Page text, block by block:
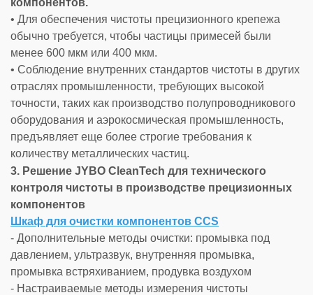
компонентов.
• Для обеспечения чистоты прецизионного крепежа
обычно требуется, чтобы частицы примесей были
менее 600 мкм или 400 мкм.
• Соблюдение внутренних стандартов чистоты в других
отраслях промышленности, требующих высокой
точности, таких как производство полупроводникового
оборудования и аэрокосмическая промышленность,
предъявляет еще более строгие требования к
количеству металлических частиц.
3. Решение JYBO CleanTech для технического
контроля чистоты в производстве прецизионных
компонентов
Шкаф для очистки компонентов CCS
- Дополнительные методы очистки: промывка под
давлением, ультразвук, внутренняя промывка,
промывка встряхиванием, продувка воздухом
- Настраиваемые методы измерения чистоты